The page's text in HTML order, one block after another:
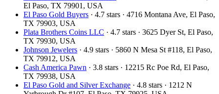
El Paso, TX 79901, USA
El Paso Gold Buyers · 4.7 stars · 4716 Montana Ave, El Paso,
TX 79903, USA
Plata Brothers Coins LLC · 4.7 stars · 3625 Dyer St, El Paso,
TX 79930, USA
Johnson Jewelers · 4.9 stars · 5860 N Mesa St #118, El Paso,
TX 79912, USA
Cash America Pawn · 3.8 stars · 12215 Rc Poe Rd, El Paso,
TX 79938, USA
El Paso Gold and Silver Exchange · 4.8 stars · 1212 N